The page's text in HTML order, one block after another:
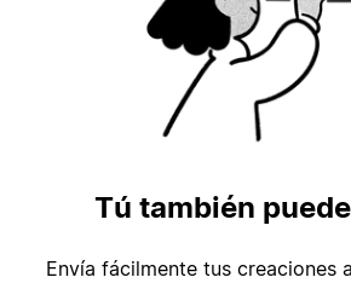
Tú también
Envía fácilmente tus creaciones